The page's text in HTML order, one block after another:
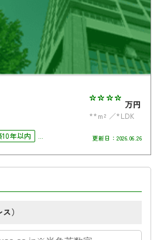
**** 万円
**m²
*LDK
10年以内
オール電化
更新日： 2026.06.26
）